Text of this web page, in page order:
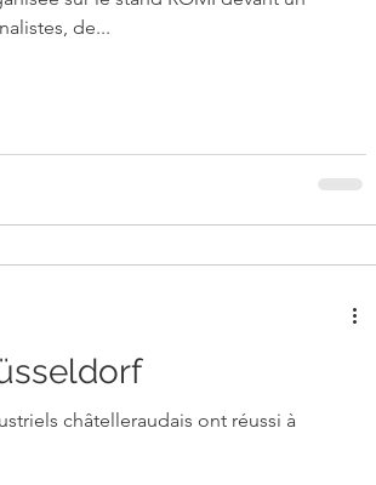
de...
châtelleraudais ont réussi à